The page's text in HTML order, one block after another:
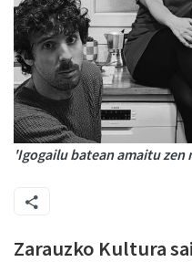
'Igogailu batean amaitu
Zarauzko Kultura